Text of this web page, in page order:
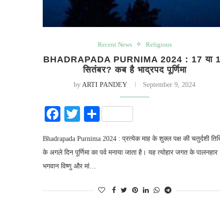
Recent News Religious
BHADRAPADA PURNIMA 2024 : 17 या
सितंबर? कब है भाद्रपद पूर्णिमा
by ARTI PANDEY September 9, 2024
Facebook
Twitter
Share
Bhadrapada Purnima 2024 : प्रत्येक माह के शुक्ल पक्ष की चतुर्दशी
के अगले दिन पूर्णिमा का पर्व मनाया जाता है। यह त्योहार जगत के पालनहार
भगवान विष्णु और मां…